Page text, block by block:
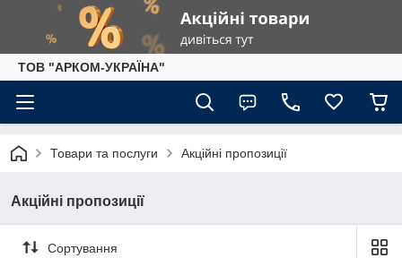
ТОВ "АРКОМ-УКРАЇНА"
Товари та послуги Акційні пропозиції
Акційні пропозиції
Сортування